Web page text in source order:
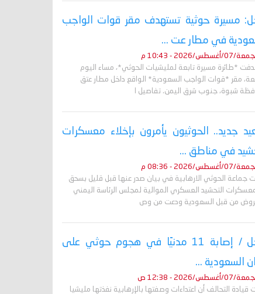
مسيرة حوثية تستهدف مقر قوات الواجب
في مطار عت ...
07/أغسطس/2026 - 10:43 م
*طائرة مسيرة تابعة لمليشيات الحوثي*، مساء اليوم
مقر *قوات الواجب السعودية* الواقع داخل مطار عتق
شبوة، جنوب شرق اليمن. تفاصيل ا
جديد.. الحوثيون يأمرون بإخلاء معسكرات
في مناطق ...
07/أغسطس/2026 - 08:36 م
جماعة الحوثي الارهابية في بيان صدر عنها قبل قليل بسحق
التحشيد العسكري الموالية لمجلس الرئاسة اليمني
من قبل السعودية ودعت من وص
عاجل / إصابة 11 مدنيًا في هجوم حوثي على
السعودية ...
07/أغسطس/2026 - 12:38 ص
قيادة التحالف أن اعتداءات وصفتها بالإرهابية نفذتها مليشيا